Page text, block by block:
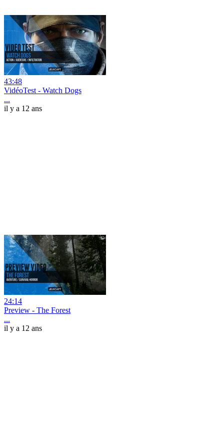
43:48
VidéoTest - Watch Dogs
...
il y a 12 ans
24:14
Preview - The Forest
...
il y a 12 ans